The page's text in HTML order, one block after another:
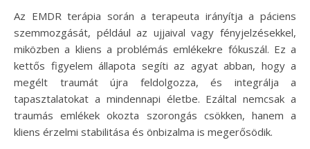
Az EMDR terápia során a terapeuta irányítja a páciens
szemmozgását, például az ujjaival vagy fényjelzésekkel,
miközben a kliens a problémás emlékekre fókuszál. Ez a
kettős figyelem állapota segíti az agyat abban, hogy a
megélt traumát újra feldolgozza, és integrálja a
tapasztalatokat a mindennapi életbe. Ezáltal nemcsak a
traumás emlékek okozta szorongás csökken, hanem a
kliens érzelmi stabilitása és önbizalma is megerősödik.